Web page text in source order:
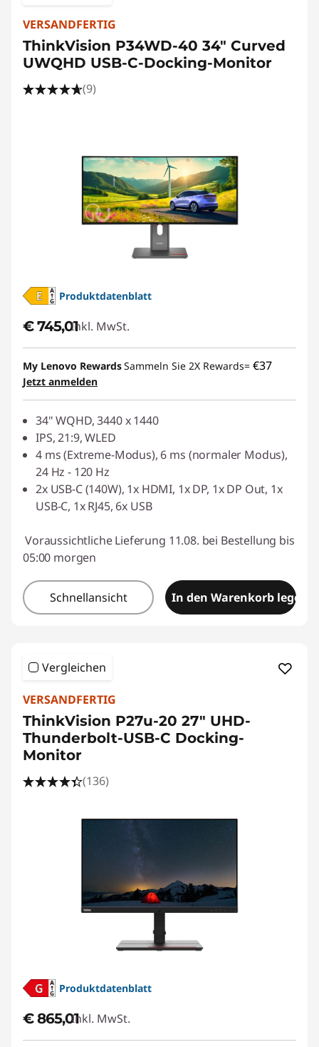
VERSANDFERTIG
ThinkVision P34WD-40 34" Curved
UWQHD USB-C-Docking-Monitor
(9)
Produktdatenblatt
€ 745,01Inkl. MwSt.
My Lenovo RewardsSammeln Sie 2X Rewards= €37
Jetzt anmelden
34" WQHD, 3440 x 1440
IPS, 21:9, WLED
4 ms (Extreme-Modus), 6 ms (normaler Modus),
24 Hz - 120 Hz
2x USB-C (140W), 1x HDMI, 1x DP, 1x DP Out, 1x
USB-C, 1x RJ45, 6x USB
Voraussichtliche Lieferung 11.08. bei Bestellung bis
05:00 morgen
Schnellansicht In den Warenkorb legen
Vergleichen
VERSANDFERTIG
ThinkVision P27u-20 27" UHD-
Thunderbolt-USB-C Docking-
Monitor
(136)
Produktdatenblatt
€ 865,01Inkl. MwSt.